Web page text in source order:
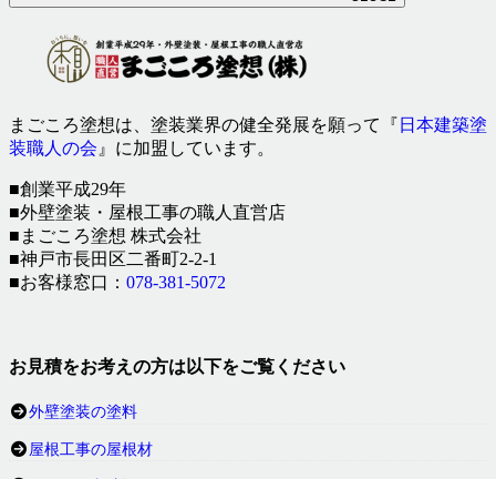
まごころ塗想は、塗装業界の健全発展を願って『 日本建築塗
装職人の会 』に加盟しています。
■創業平成29年
■外壁塗装・屋根工事の職人直営店
■まごころ塗想 株式会社
■神戸市長田区二番町2-2-1
■お客様窓口： 078-381-5072
お見積をお考えの方は以下をご覧ください
外壁塗装の塗料
屋根工事の屋根材